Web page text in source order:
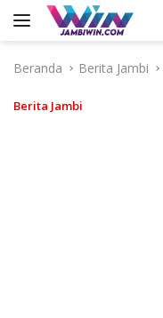
Langsung
Beranda
Berita Jambi
Berita Jambi